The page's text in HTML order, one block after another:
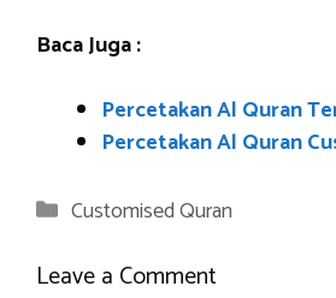
Baca Juga :
Percetakan Al Quran
Percetakan Al Quran
Categories
Customised Quran
Leave a Comment